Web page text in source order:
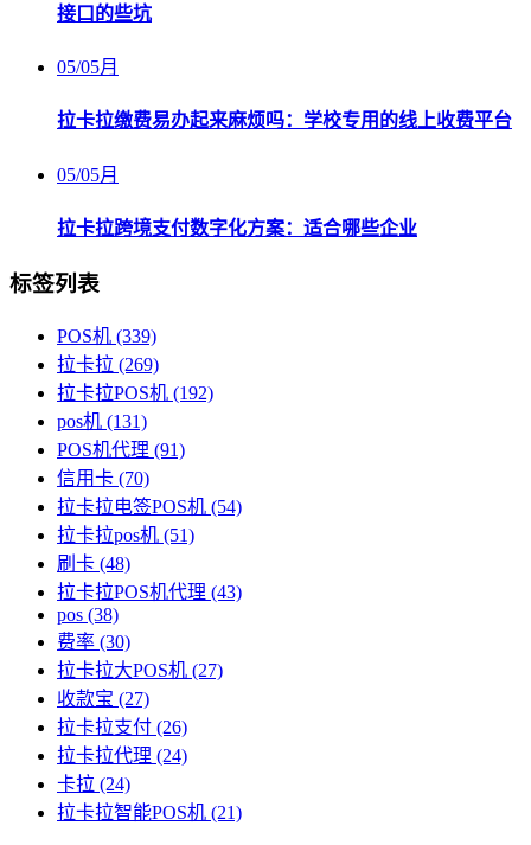
接口的些坑
05/05月
拉卡拉缴费易办起来麻烦吗：学校专用的线上收费平台
05/05月
拉卡拉跨境支付数字化方案：适合哪些企业
标签列表
POS机 (339)
拉卡拉 (269)
拉卡拉POS机 (192)
pos机 (131)
POS机代理 (91)
信用卡 (70)
拉卡拉电签POS机 (54)
拉卡拉pos机 (51)
刷卡 (48)
拉卡拉POS机代理 (43)
pos (38)
费率 (30)
拉卡拉大POS机 (27)
收款宝 (27)
拉卡拉支付 (26)
拉卡拉代理 (24)
卡拉 (24)
拉卡拉智能POS机 (21)